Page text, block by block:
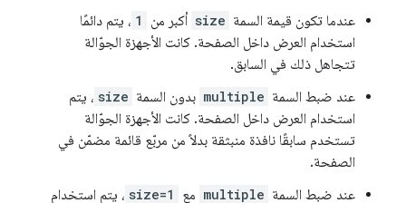
عندما تكون قيمة السمة size أكبر من 1 ، يتم دائمًا
استخدام العرض داخل الصفحة. كانت الأجهزة الجوّالة
تتجاهل ذلك في السابق.
عند ضبط السمة multiple بدون السمة size ، يتم
استخدام العرض داخل الصفحة. كانت الأجهزة الجوّالة
تستخدم سابقًا نافذة منبثقة بدلاً من مربّع قائمة مضمّن في
الصفحة.
عند ضبط السمة multiple مع size=1 ، يتم استخدام